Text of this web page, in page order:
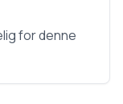
for denne